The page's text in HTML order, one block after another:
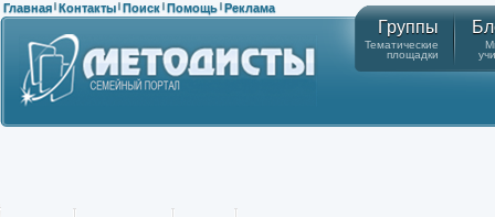
Главная | Контакты | Поиск | Помощь | Реклама
Группы
Тематические
площадки